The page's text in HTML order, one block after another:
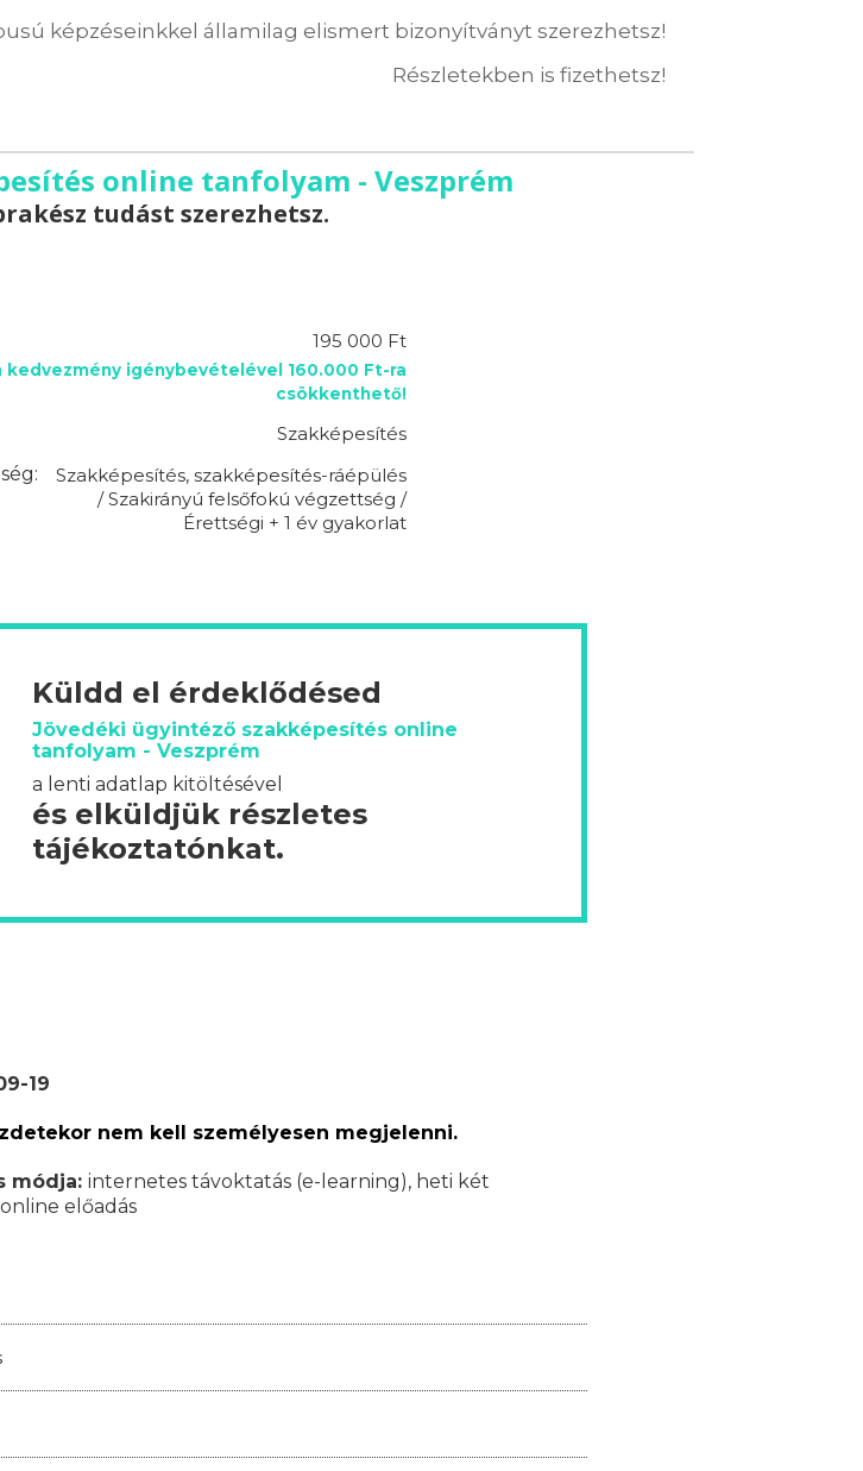
képzéseinkkel államilag elismert bizonyítványt szerezhetsz!
Részletekben is fizethetsz!
online tanfolyam - Veszprém
tudást szerezhetsz.
195 000 Ft
kedvezmény igénybevételével 160.000 Ft-ra
csökkenthető!
Szakképesítés
Szakképesítés, szakképesítés-ráépülés
/ Szakirányú felsőfokú végzettség /
Érettségi + 1 év gyakorlat
Küldd el érdeklődésed
Jövedéki ügyintéző szakképesítés online
tanfolyam - Veszprém
a lenti adatlap kitöltésével
és elküldjük részletes
tájékoztatónkat.
19
nem kell személyesen megjelenni.
módja: internetes távoktatás (e-learning), heti két
előadás